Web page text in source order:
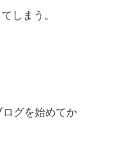
しまう。
グを始めてか